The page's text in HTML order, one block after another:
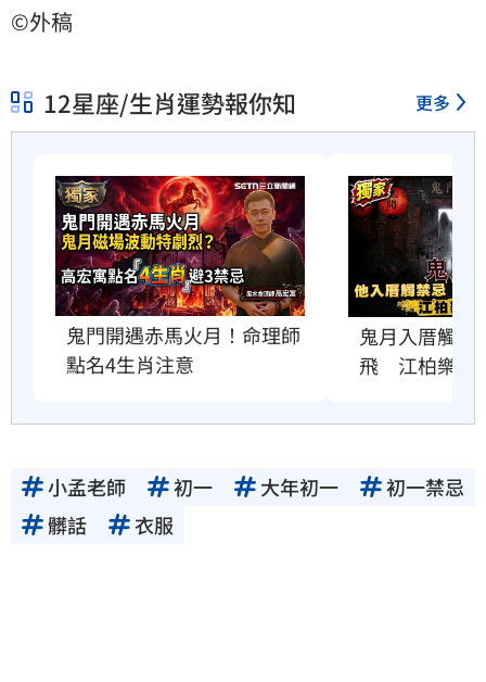
©外稿
12星座/生肖運勢報你知 更多
鬼門開遇赤馬火月！命理師
點名4生肖注意
鬼月入厝觸禁
飛　江柏樂曝
小孟老師 初一 大年初一
初一禁忌
髒話
衣服